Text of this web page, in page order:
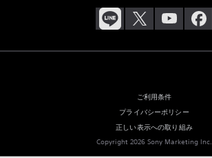
ご利用条件
プライバシーポリシー
正しい表示への取り組み
Copyright 2026 Sony Marketing Inc.